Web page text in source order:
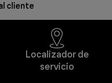
cliente
Localizador de
servicio